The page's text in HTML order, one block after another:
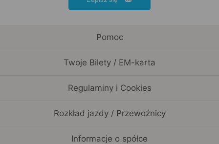
Pomoc
Twoje Bilety / EM-karta
Regulaminy i Cookies
Rozkład jazdy / Przewoźnicy
Informacje o spółce